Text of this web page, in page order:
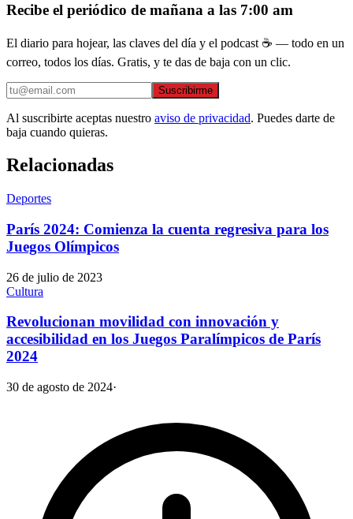
Recibe el periódico de mañana a las 7:00 am
El diario para hojear, las claves del día y el podcast ☕ — todo en un
correo, todos los días. Gratis, y te das de baja con un clic.
Suscribirme
Al suscribirte aceptas nuestro aviso de privacidad. Puedes darte de
baja cuando quieras.
Relacionadas
Deportes
París 2024: Comienza la cuenta regresiva para los
Juegos Olímpicos
26 de julio de 2023
Cultura
Revolucionan movilidad con innovación y
accesibilidad en los Juegos Paralímpicos de París
2024
30 de agosto de 2024·